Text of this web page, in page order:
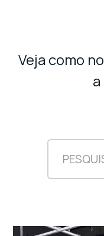
Veja como